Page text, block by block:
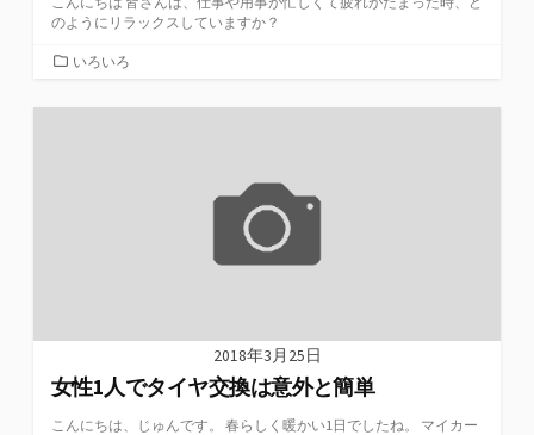
のようにリラックスしていますか？
カ
ゴ
いろいろ
2018年3月25日
女性1人でタイヤ交換は意外と簡単
こんにちは、じゅんです。 春らしく暖かい1日でしたね。 マイカー